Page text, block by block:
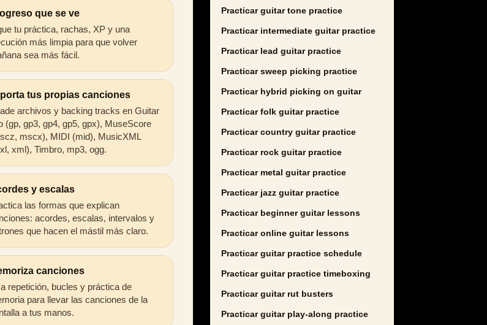
que se ve
tu práctica, rachas, XP y una
más limpia para que volver
sea más fácil.
tus propias canciones
archivos y backing tracks en Guitar
(gp, gp3, gp4, gp5, gpx), MuseScore
mscx), MIDI (mid), MusicXML
xml), Timbro, mp3, ogg.
y escalas
las formas que explican
acordes, escalas, intervalos y
que hacen el mástil más claro.
canciones
repetición, bucles y práctica de
para llevar las canciones de la
a tus manos.
Practicar guitar tone practice
Practicar intermediate guitar practice
Practicar lead guitar practice
Practicar sweep picking practice
Practicar hybrid picking on guitar
Practicar folk guitar practice
Practicar country guitar practice
Practicar rock guitar practice
Practicar metal guitar practice
Practicar jazz guitar practice
Practicar beginner guitar lessons
Practicar online guitar lessons
Practicar guitar practice schedule
Practicar guitar practice timeboxing
Practicar guitar rut busters
Practicar guitar play-along practice